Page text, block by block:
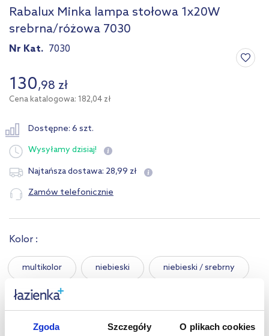
Zgoda Szczegóły O plikach cookies
Rabalux Minka lampa stołowa 1x20W
srebrna/różowa 7030
Nr Kat. 7030
130,98 zł
Cena katalogowa: 182,04 zł
Dostępne: 6 szt.
Wysyłamydzisiaj!
Najtańsza dostawa: 28,99 zł
Zamów telefonicznie
Kolor :
multikolor niebieski niebieski / srebrny
różowy